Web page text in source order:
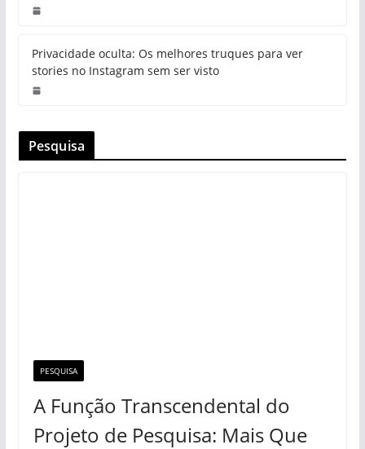
Privacidade oculta: Os melhores truques para ver
stories no Instagram sem ser visto
Pesquisa
PESQUISA
A Função Transcendental do
Projeto de Pesquisa: Mais Que